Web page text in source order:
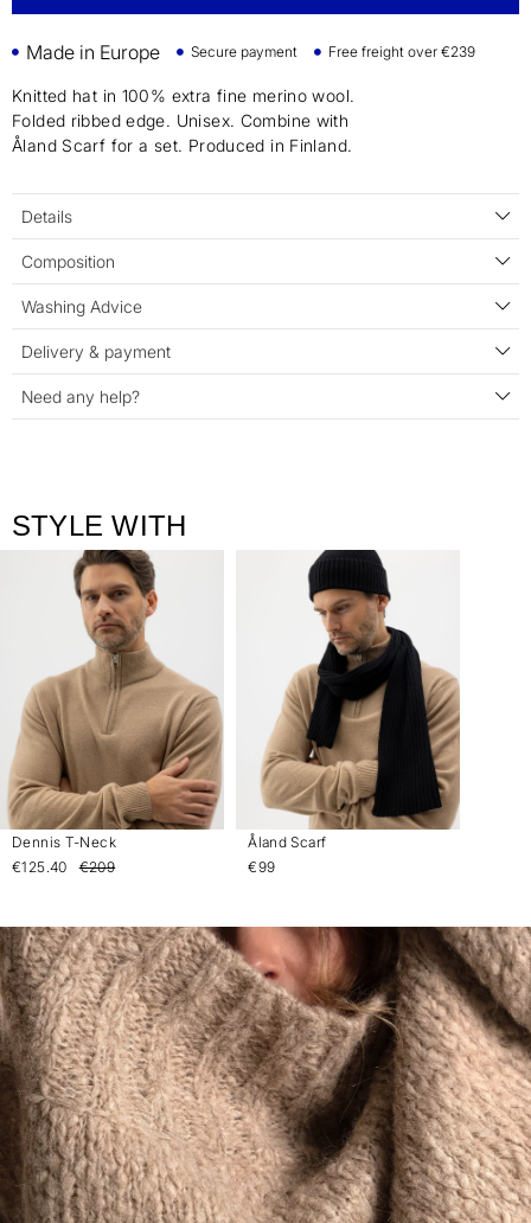
Made in Europe Secure payment Free freight over €239
Knitted hat in 100% extra fine merino wool.
Folded ribbed edge. Unisex. Combine with
Åland Scarf for a set. Produced in Finland.
Details
Composition
Washing Advice
Delivery & payment
Need any help?
STYLE WITH
Dennis T-Neck
€125.40
€209
Åland Scarf
€99